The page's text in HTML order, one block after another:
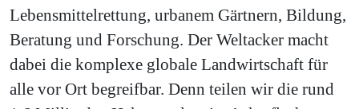
Lebensmittelrettung, urbanem Gärtnern, Bildung,
Beratung und Forschung. Der Weltacker macht
dabei die komplexe globale Landwirtschaft für
alle vor Ort begreifbar. Denn teilen wir die rund